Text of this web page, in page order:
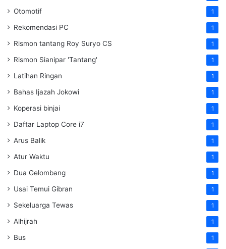
Otomotif 1
Rekomendasi PC 1
Rismon tantang Roy Suryo CS 1
Rismon Sianipar 'Tantang' 1
Latihan Ringan 1
Bahas Ijazah Jokowi 1
Koperasi binjai 1
Daftar Laptop Core i7 1
Arus Balik 1
Atur Waktu 1
Dua Gelombang 1
Usai Temui Gibran 1
Sekeluarga Tewas 1
Alhijrah 1
Bus 1